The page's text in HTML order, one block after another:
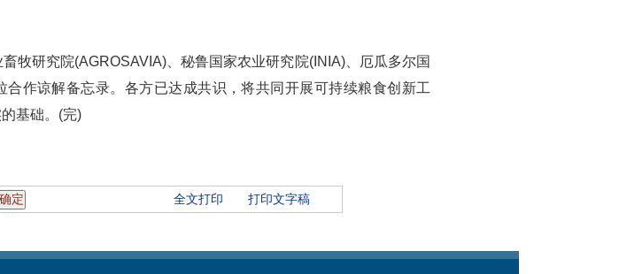
牧研究院(AGROSAVIA)、秘鲁国家农业研究院(INIA)、厄瓜多尔国
作谅解备忘录。各方已达成共识，将共同开展可持续粮食创新工
基础。(完)
全文打印 打印文字稿